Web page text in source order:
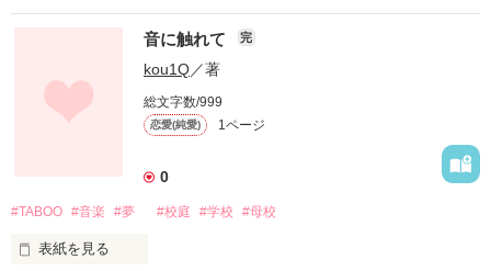
ステータス 全て 完結
初恋想えば涙する
何故なのかなって涙する
それは爽やか、純情で
気高く、清く、美しい
心に秘めた愛おしさ
遠く遥かに光ってる
手を伸ばしたって届かない
音に触れて 完
kou1Q／著
総文字数/999
恋愛(純愛) 1ページ
0
#TABOO #音楽 #夢 #校庭 #学校 #母校
表紙を見る